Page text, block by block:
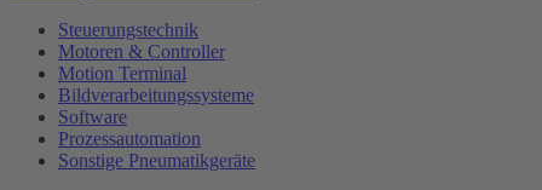
Steuerungstechnik
Motoren & Controller
Motion Terminal
Bildverarbeitungssysteme
Software
Prozessautomation
Sonstige Pneumatikgeräte